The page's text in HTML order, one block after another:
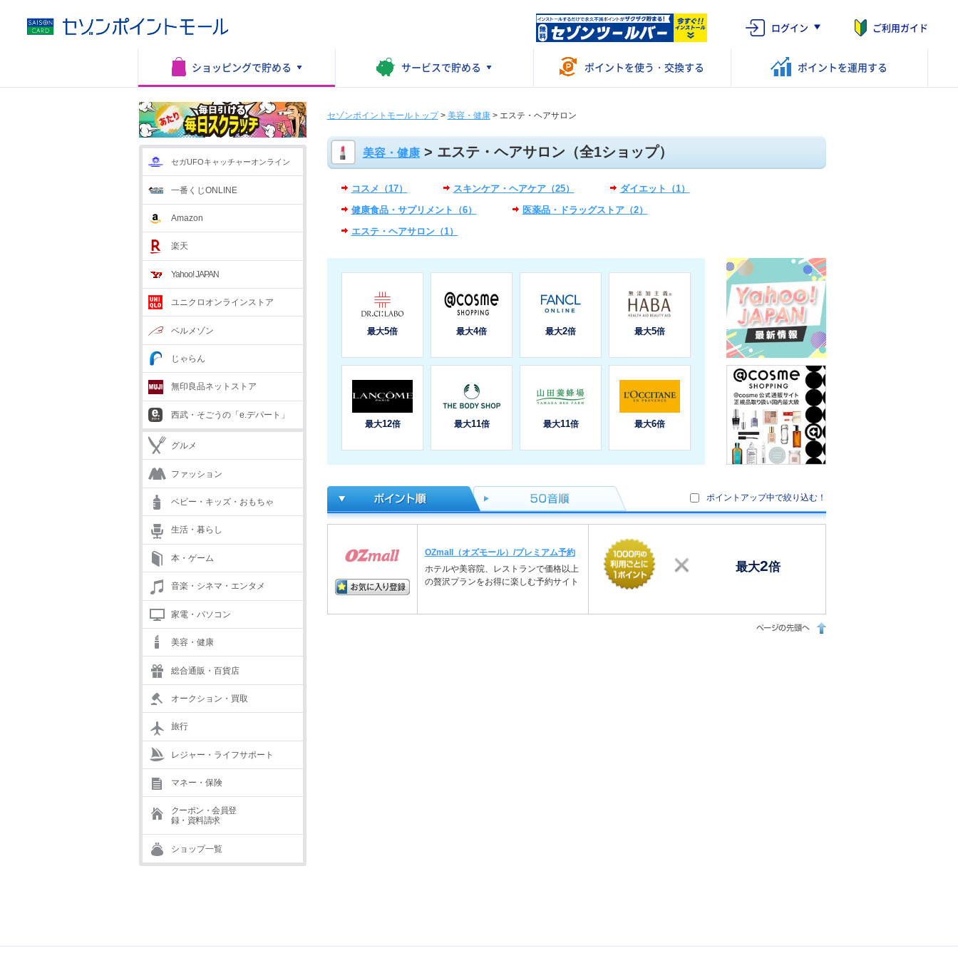
ログイン ご利用ガイド
ショッピングで貯める サービスで貯める ポイントを使う・交換する ポイントを運用する
セガUFOキャッチャーオンライン
一番くじONLINE
Amazon
楽天
Yahoo! JAPAN
ユニクロオンラインストア
ベルメゾン
じゃらん
無印良品ネットストア
西武・そごうの「e.デパート」
グルメ
ファッション
ベビー・キッズ・おもちゃ
生活・暮らし
本・ゲーム
音楽・シネマ・エンタメ
家電・パソコン
美容・健康
総合通販・百貨店
オークション・買取
旅行
レジャー・ライフサポート
マネー・保険
クーポン・会員登
録・資料請求
ショップ一覧
セゾンポイントモールトップ> 美容・健康> エステ・ヘアサロン
美容・健康> エステ・ヘアサロン（全1ショップ）
コスメ（17） スキンケア・ヘアケア（25）
ダイエット（1）
健康食品・サプリメント（6）
医薬品・ドラッグストア（2）
エステ・ヘアサロン（1）
ポイントアップ中で絞り込む！
OZmall（オズモール）/プレミアム予約
ホテルや美容院、レストランで価格以上
の贅沢プランをお得に楽しむ予約サイト
最大2倍